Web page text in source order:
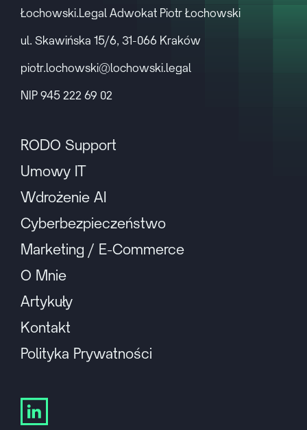
Łochowski.Legal Adwokat Piotr Łochowski
ul. Skawińska 15/6, 31-066 Kraków
piotr.lochowski@lochowski.legal
NIP 945 222 69 02
RODO Support
Umowy IT
Wdrożenie AI
Cyberbezpieczeństwo
Marketing / E-Commerce
O Mnie
Artykuły
Kontakt
Polityka Prywatności